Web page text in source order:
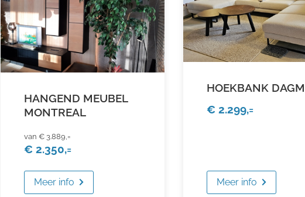
HANGEND MEUBEL
MONTREAL
€ 3.889,=
€ 2.350,=
Meer info
HOEKBANK
€ 2.299,=
Meer info